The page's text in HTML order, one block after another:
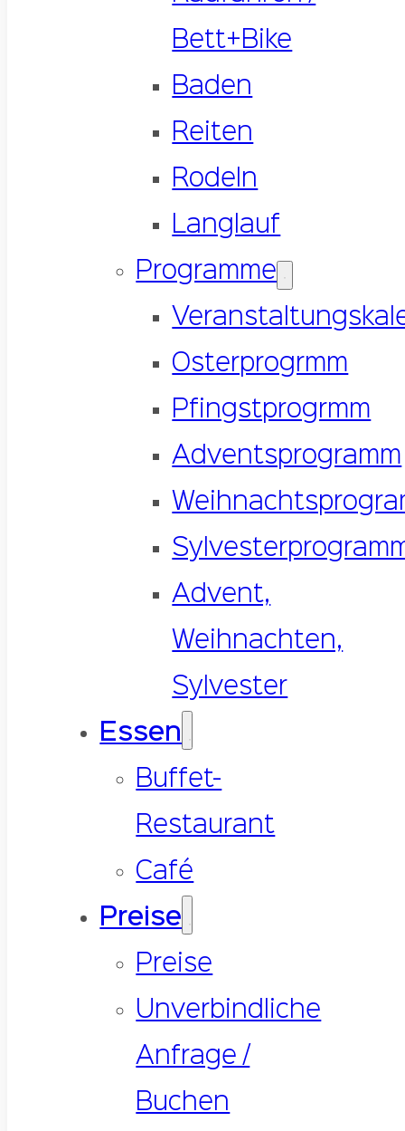
Bett+Bike
Baden
Reiten
Rodeln
Langlauf
Programme
Osterprogrmm
Pfingstprogrmm
Adventsprogramm
Advent,
Weihnachten,
Sylvester
Essen
Buffet-
Restaurant
Café
Preise
Preise
Unverbindliche
Anfrage /
Buchen